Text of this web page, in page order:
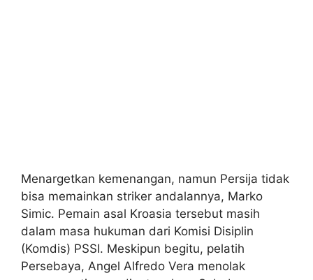
Menargetkan kemenangan, namun Persija tidak
bisa memainkan striker andalannya, Marko
Simic. Pemain asal Kroasia tersebut masih
dalam masa hukuman dari Komisi Disiplin
(Komdis) PSSI. Meskipun begitu, pelatih
Persebaya, Angel Alfredo Vera menolak